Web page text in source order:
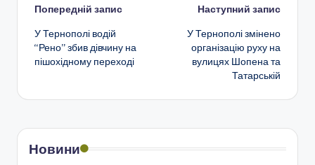
Навігація
по
запису
Попередній запис
У Тернополі водій
“Рено” збив дівчину на
пішохідному переході
Наступний запис
У Тернополі змінено
організацію руху на
вулицях Шопена та
Татарській
Новини